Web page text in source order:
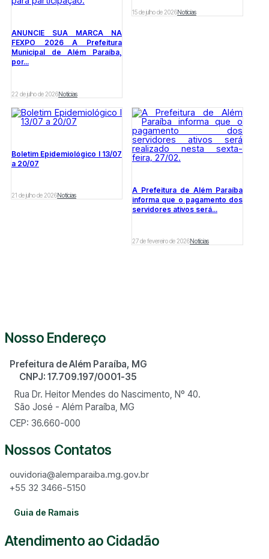
ANUNCIE SUA MARCA NA
FEXPO 2026 A Prefeitura
Municipal de Além Paraíba,
por...
22 de julho de 2026Notícias
15 de julho de 2026Notícias
Boletim Epidemiológico l 13/07
a 20/07
21 de julho de 2026Notícias
A Prefeitura de Além Paraíba
informa que o pagamento dos
servidores ativos será...
27 de fevereiro de 2026Notícias
Nosso Endereço
Prefeitura de Além Paraíba, MG
CNPJ: 17.709.197/0001-35
Rua Dr. Heitor Mendes do Nascimento, Nº 40.
São José - Além Paraíba, MG
CEP: 36.660-000
Nossos Contatos
ouvidoria@alemparaiba.mg.gov.br
+55 32 3466-5150
Guia de Ramais
Atendimento ao Cidadão